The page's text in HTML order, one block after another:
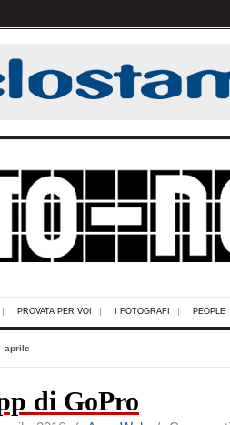
PROVATA PER VOI I FOTOGRAFI PEOPLE
aprile
di GoPro